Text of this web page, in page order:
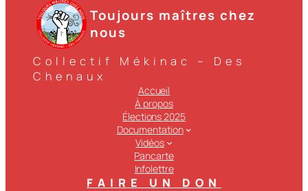
Toujours maîtres chez
nous
Collectif Mékinac – Des
Chenaux
Accueil
À propos
Élections 2025
Documentation
Vidéos
Pancarte
Infolettre
FAIRE UN DON